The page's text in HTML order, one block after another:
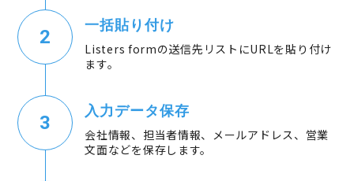
一括貼り付け
Listers formの送信先リストにURLを貼り付け
ます。
入力データ保存
会社情報、担当者情報、メールアドレス、営業
文面などを保存します。